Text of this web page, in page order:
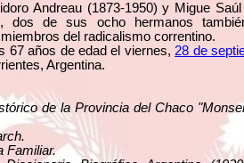
Andreau (1873-1950) y Migue Saúl
dos de sus ocho hermanos
del radicalismo correntino.
67 años de edad el viernes, 28 de
Argentina.
de la Provincia del Chaco
Familiar.